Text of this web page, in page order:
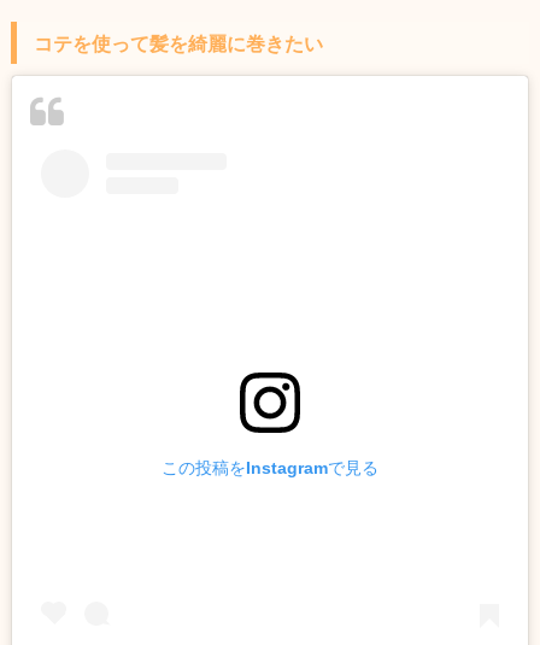
コテを使って髪を綺麗に巻きたい
この投稿をInstagramで見る